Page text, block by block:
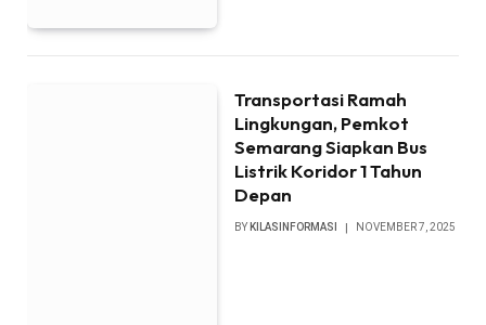
Transportasi Ramah
Lingkungan, Pemkot
Semarang Siapkan Bus
Listrik Koridor 1 Tahun
Depan
BY KILASINFORMASI NOVEMBER 7, 2025